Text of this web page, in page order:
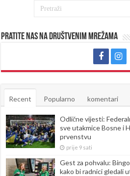
Pratite nas na društvenim mrežama
Recent Popularno komentari
Odlične vijesti:
sve utakmice Bosne i
prvenstvu
prije 9 sati
Gest za pohvalu:
kako bi radnici gledali